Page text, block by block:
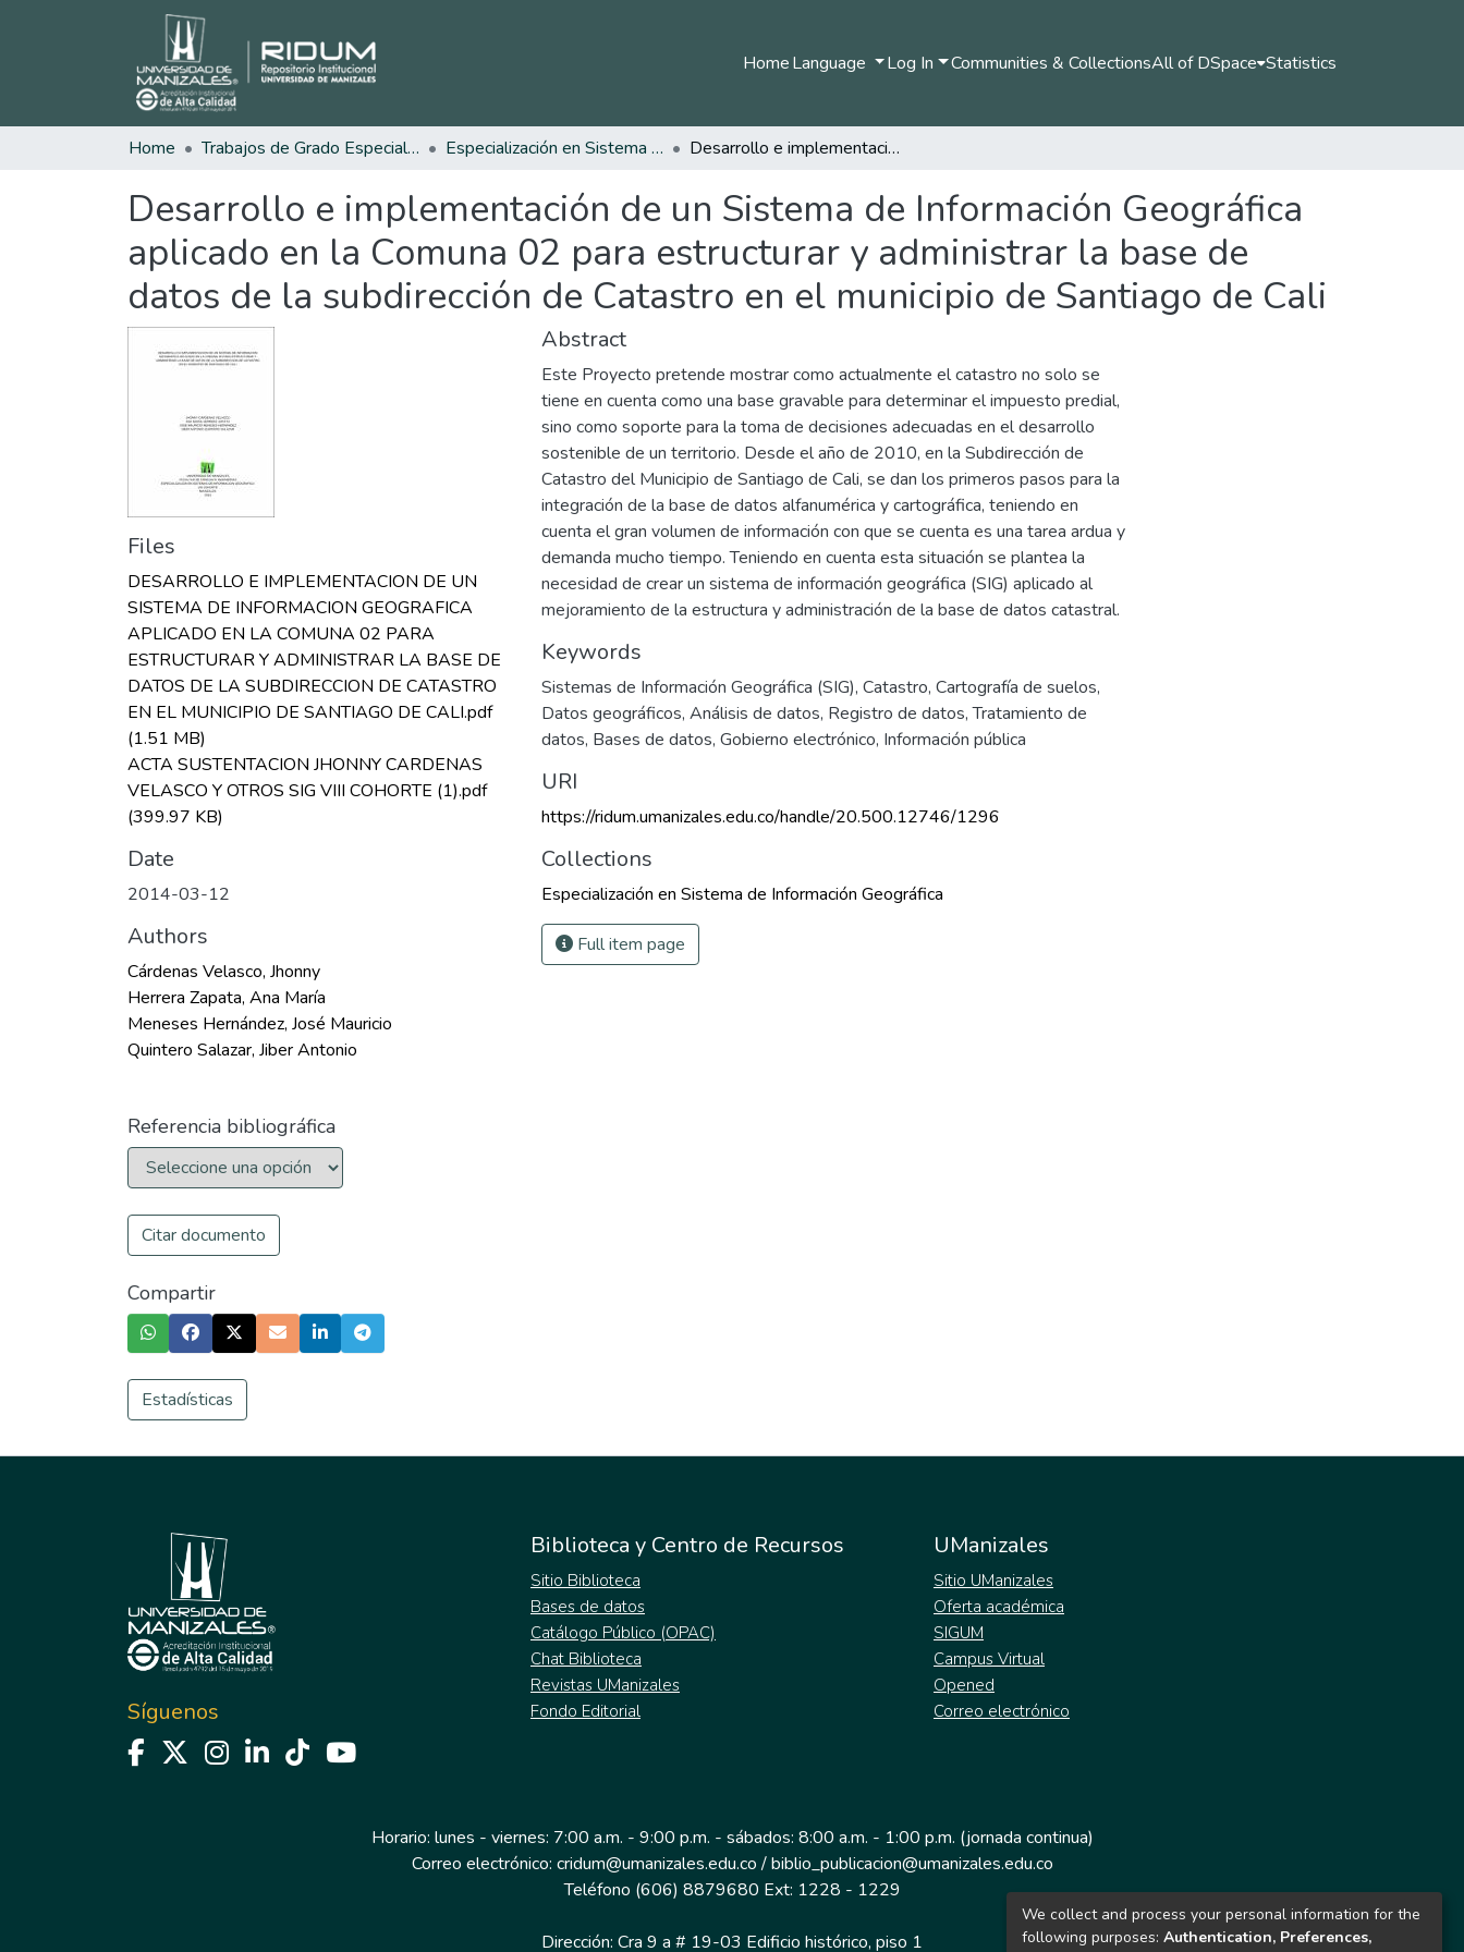
HomeLanguage Log In Communities & CollectionsAll of DSpace Statistics
Home Trabajos de Grado Especializaciones Especialización en Sistema de Información Geográfica Desarrollo e implementación de un Sistema de Información Geográfica aplicado en la Comuna 02 para estructurar y administrar la base de datos de la subdirección de Catastro en el municipio de Santiago de Cali
Desarrollo e implementación de un Sistema de Información Geográfica
aplicado en la Comuna 02 para estructurar y administrar la base de
datos de la subdirección de Catastro en el municipio de Santiago de Cali
Files
DESARROLLO E IMPLEMENTACION DE UN
SISTEMA DE INFORMACION GEOGRAFICA
APLICADO EN LA COMUNA 02 PARA
ESTRUCTURAR Y ADMINISTRAR LA BASE DE
DATOS DE LA SUBDIRECCION DE CATASTRO
EN EL MUNICIPIO DE SANTIAGO DE CALI.pdf
(1.51 MB)
ACTA SUSTENTACION JHONNY CARDENAS
VELASCO Y OTROS SIG VIII COHORTE (1).pdf
(399.97 KB)
Date
2014-03-12
Authors
Cárdenas Velasco, Jhonny
Herrera Zapata, Ana María
Meneses Hernández, José Mauricio
Quintero Salazar, Jiber Antonio
Referencia bibliográfica
Citar documento
Compartir
Estadísticas
Abstract
Este Proyecto pretende mostrar como actualmente el catastro no solo se
tiene en cuenta como una base gravable para determinar el impuesto predial,
sino como soporte para la toma de decisiones adecuadas en el desarrollo
sostenible de un territorio. Desde el año de 2010, en la Subdirección de
Catastro del Municipio de Santiago de Cali, se dan los primeros pasos para la
integración de la base de datos alfanumérica y cartográfica, teniendo en
cuenta el gran volumen de información con que se cuenta es una tarea ardua y
demanda mucho tiempo. Teniendo en cuenta esta situación se plantea la
necesidad de crear un sistema de información geográfica (SIG) aplicado al
mejoramiento de la estructura y administración de la base de datos catastral.
Keywords
Sistemas de Información Geográfica (SIG), Catastro, Cartografía de suelos,
Datos geográficos, Análisis de datos, Registro de datos,Tratamiento de
datos, Bases de datos, Gobierno electrónico, Información pública
URI
https://ridum.umanizales.edu.co/handle/20.500.12746/1296
Collections
Especialización en Sistema de Información Geográfica
Full item page
Síguenos
Biblioteca y Centro de Recursos
Sitio Biblioteca
Bases de datos
Catálogo Público (OPAC)
Chat Biblioteca
Revistas UManizales
Fondo Editorial
UManizales
Sitio UManizales
Oferta académica
SIGUM
Campus Virtual
Opened
Correo electrónico
Horario: lunes - viernes: 7:00 a.m. - 9:00 p.m. - sábados: 8:00 a.m. - 1:00 p.m. (jornada continua)
Correo electrónico: cridum@umanizales.edu.co / biblio_publicacion@umanizales.edu.co
Teléfono (606) 8879680 Ext: 1228 - 1229
Dirección: Cra 9 a # 19-03 Edificio histórico, piso 1
We collect and process your personal information for the
following purposes: Authentication, Preferences,